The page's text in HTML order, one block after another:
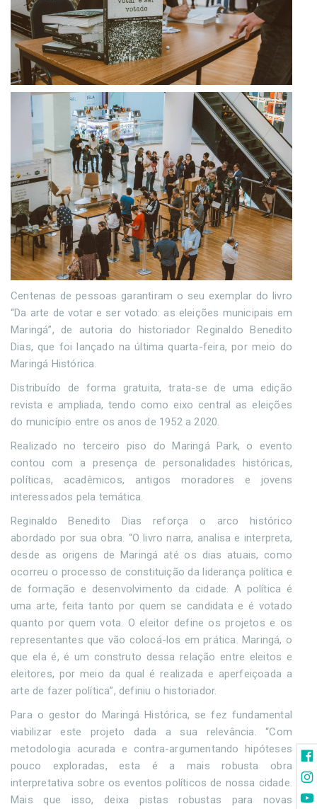
Centenas de pessoas garantiram o seu exemplar do livro
“Da arte de votar e ser votado: as eleições municipais em
Maringá”, de autoria do historiador Reginaldo Benedito
Dias, que foi lançado na última quarta-feira, por meio do
Maringá Histórica.
Distribuído de forma gratuita, trata-se de uma edição
revista e ampliada, tendo como eixo central as eleições
do município entre os anos de 1952 a 2020.
Realizado no terceiro piso do Maringá Park, o evento
contou com a presença de personalidades históricas,
políticas, acadêmicos, antigos moradores e jovens
interessados pela temática.
Reginaldo Benedito Dias reforça o arco histórico
abordado por sua obra. “O livro narra, analisa e interpreta,
desde as origens de Maringá até os dias atuais, como
ocorreu o processo de constituição da liderança política e
de formação e desenvolvimento da cidade. A política é
uma arte, feita tanto por quem se candidata e é votado
quanto por quem vota. O eleitor define os projetos e os
representantes que vão colocá-los em prática. Maringá, o
que ela é, é um construto dessa relação entre eleitos e
eleitores, por meio da qual é realizada e aperfeiçoada a
arte de fazer política”, definiu o historiador.
Para o gestor do Maringá Histórica, se fez fundamental
viabilizar este projeto dada a sua relevância. “Com
metodologia acurada e contra-argumentando hipóteses
pouco exploradas, esta é a mais robusta obra
interpretativa sobre os eventos políticos de nossa cidade.
Mais que isso, deixa pistas robustas para novas